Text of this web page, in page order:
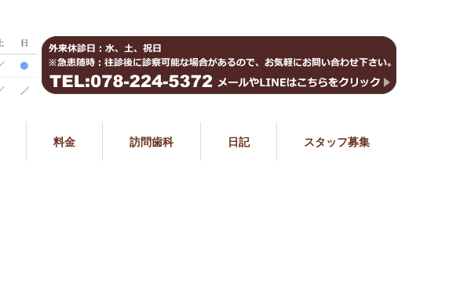
料金 訪問歯科 日記 スタッフ募集